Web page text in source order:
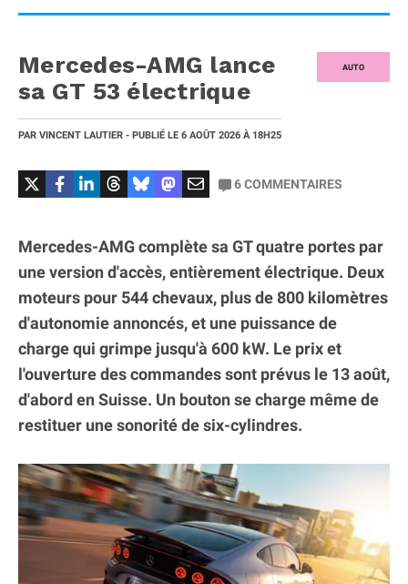
AUTO
Mercedes-AMG lance
sa GT 53 électrique
PAR VINCENT LAUTIER - PUBLIÉ LE 6 AOÛT 2026 À 18H25
6COMMENTAIRES
Mercedes-AMG complète sa GT quatre portes par
une version d'accès, entièrement électrique. Deux
moteurs pour 544 chevaux, plus de 800 kilomètres
d'autonomie annoncés, et une puissance de
charge qui grimpe jusqu'à 600 kW. Le prix et
l'ouverture des commandes sont prévus le 13 août,
d'abord en Suisse. Un bouton se charge même de
restituer une sonorité de six-cylindres.